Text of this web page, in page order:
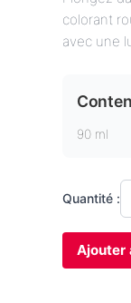
colorant
avec une
90 ml
Quantité :
Ajouter